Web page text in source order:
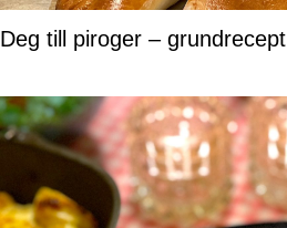
Deg till piroger – grundrecept